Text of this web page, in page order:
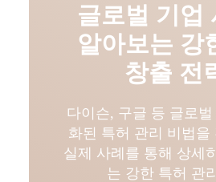
글로벌 기업
알아보는 강
창출 전
다이슨, 구글 등 글로벌
화된 특허 관리 비법을
실제 사례를 통해 상세
는 강한 특허 관